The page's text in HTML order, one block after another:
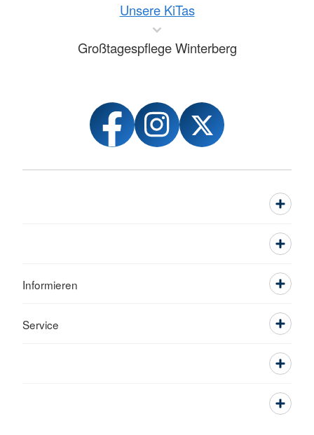
Unsere KiTas
Großtagespflege Winterberg
Informieren
Service